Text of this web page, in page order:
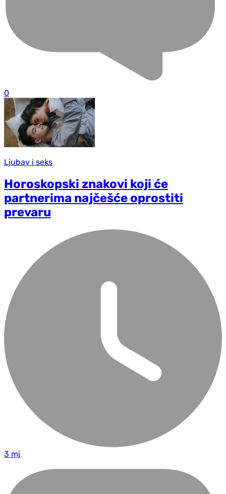
0
Ljubav i seks
Horoskopski znakovi koji će
partnerima najčešće oprostiti
prevaru
3 mj